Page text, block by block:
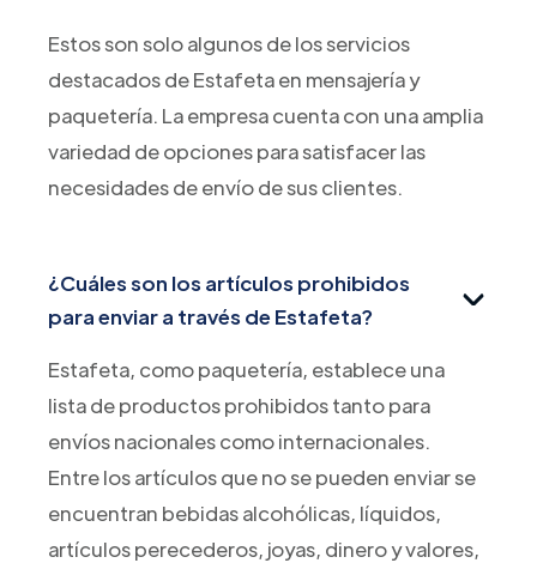
Estos son solo algunos de los servicios
destacados de Estafeta en mensajería y
paquetería. La empresa cuenta con una amplia
variedad de opciones para satisfacer las
necesidades de envío de sus clientes.
¿Cuáles son los artículos prohibidos
para enviar a través de Estafeta?
Estafeta, como paquetería, establece una
lista de productos prohibidos tanto para
envíos nacionales como internacionales.
Entre los artículos que no se pueden enviar se
encuentran bebidas alcohólicas, líquidos,
artículos perecederos, joyas, dinero y valores,